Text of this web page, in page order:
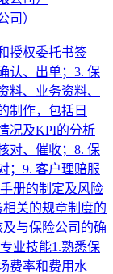
司）
授权委托书签
认、出单；3. 保
料、业务资料、
制作，包括日
况及KPI的分析
对、催收；8. 保
；9. 客户理赔服
册的制定及风险
关的规章制度的
与保险公司的确
业技能1.熟悉保
费率和费用水